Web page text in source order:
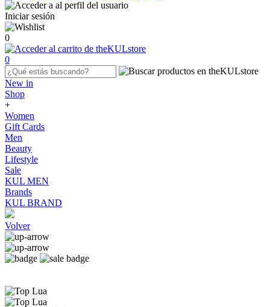
Iniciar sesión
0
0
New in
Shop
+
Women
Gift Cards
Men
Beauty
Lifestyle
Sale
KUL MEN
Brands
KUL BRAND
Volver